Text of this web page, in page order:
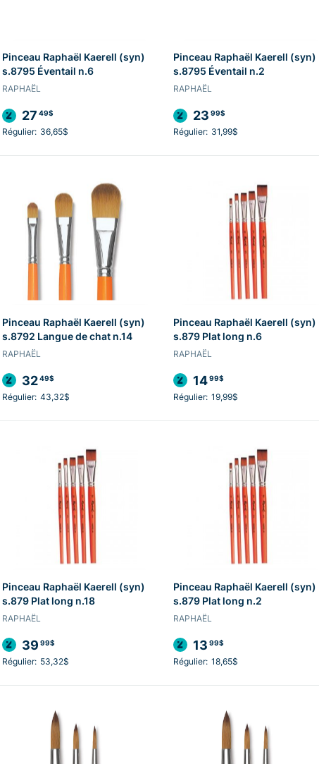
Pinceau Raphaël Kaerell (syn)
s.8795 Éventail n.6
RAPHAËL
27 49$
Régulier: 36,65$
Pinceau Raphaël Kaerell (syn)
s.8795 Éventail n.2
RAPHAËL
23 99$
Régulier: 31,99$
Pinceau Raphaël Kaerell (syn)
s.8792 Langue de chat n.14
RAPHAËL
3249$
Régulier: 43,32$
Pinceau Raphaël Kaerell (syn)
s.879 Plat long n.6
RAPHAËL
1499$
Régulier: 19,99$
Pinceau Raphaël Kaerell (syn)
s.879 Plat long n.18
RAPHAËL
39 99$
Régulier: 53,32$
Pinceau Raphaël Kaerell (syn)
s.879 Plat long n.2
RAPHAËL
13 99$
Régulier: 18,65$